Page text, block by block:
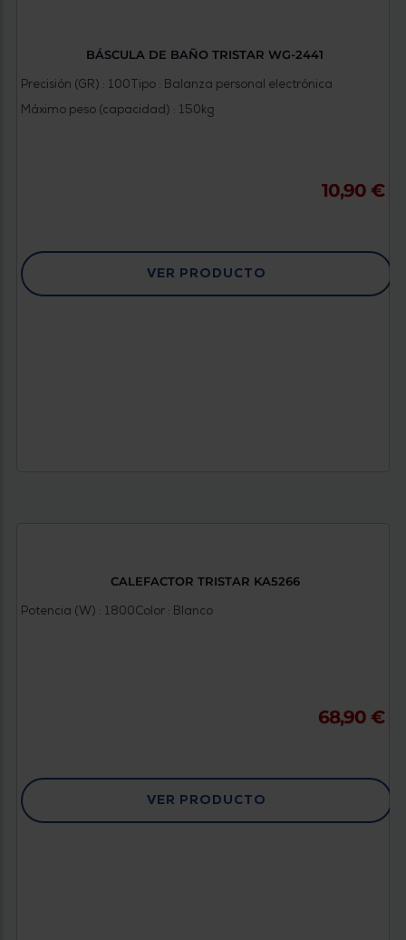
BÁSCULA DE BAÑO TRISTAR WG-2441
Precisión (GR) : 100Tipo : Balanza personal electrónica
Máximo peso (capacidad) : 150kg
10,90 €
VER PRODUCTO
CALEFACTOR TRISTAR KA5266
Potencia (W) : 1800Color : Blanco
68,90 €
VER PRODUCTO